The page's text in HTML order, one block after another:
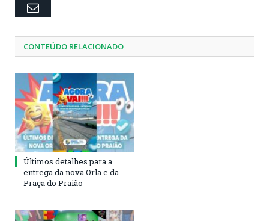
Email
CONTEÚDO RELACIONADO
Últimos detalhes para a
entrega da nova Orla e da
Praça do Praião